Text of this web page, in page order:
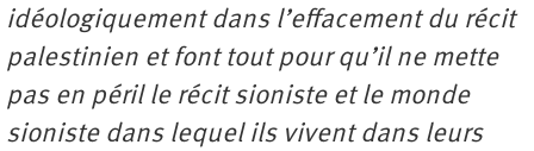
idéologiquement dans l’effacement du récit
palestinien et font tout pour qu’il ne mette
pas en péril le récit sioniste et le monde
sioniste dans lequel ils vivent dans leurs